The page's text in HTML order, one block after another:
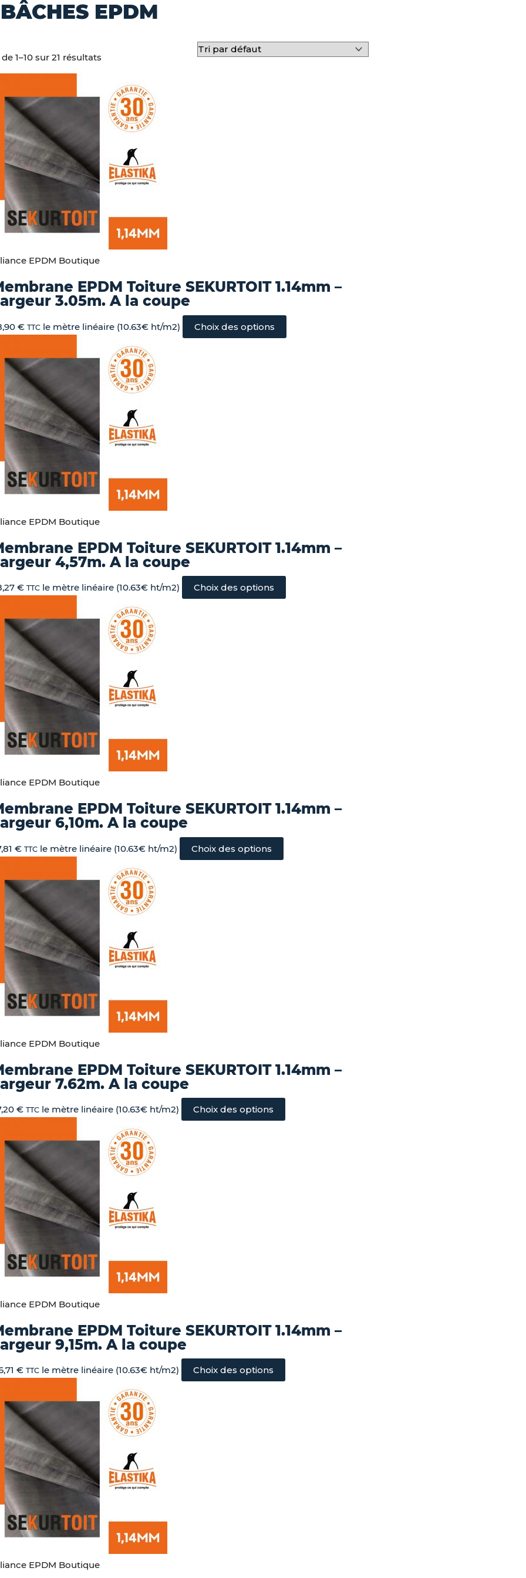
EPDM
1–10 sur 21 résultats
EPDM Boutique
EPDM Toiture SEKURTOIT 1.14mm –
3.05m. A la coupe
€ TTC le mètre linéaire (10.63€ ht/m2) Choix des options
EPDM Boutique
EPDM Toiture SEKURTOIT 1.14mm –
4,57m. A la coupe
€ TTC le mètre linéaire (10.63€ ht/m2) Choix des options
EPDM Boutique
EPDM Toiture SEKURTOIT 1.14mm –
6,10m. A la coupe
€ TTC le mètre linéaire (10.63€ ht/m2) Choix des options
EPDM Boutique
EPDM Toiture SEKURTOIT 1.14mm –
7.62m. A la coupe
€ TTC le mètre linéaire (10.63€ ht/m2) Choix des options
EPDM Boutique
EPDM Toiture SEKURTOIT 1.14mm –
9,15m. A la coupe
€ TTC le mètre linéaire (10.63€ ht/m2) Choix des options
EPDM Boutique